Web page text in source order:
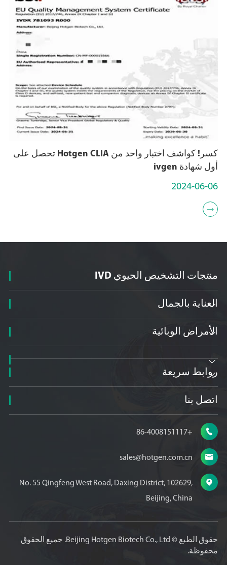
كسر! كواشف اختبار واحد من Hotgen CLIA تحصل على
أول شهادة ivgen
2024-06-06

منتجات التشخيص الحيوي IVD

العناية بالجمال

الأمراض الوبائية


روابط سريعة

اتصل بنا

+86-4008151117

sales@hotgen.com.cn

No. 55 Qingfeng West Road, Daxing District, 102629,
Beijing, China
حقوق الطبع © Beijing Hotgen Biotech Co., Ltd. جميع الحقوق
محفوظة.